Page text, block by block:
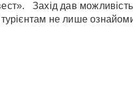
Захід дав можливість
не лише